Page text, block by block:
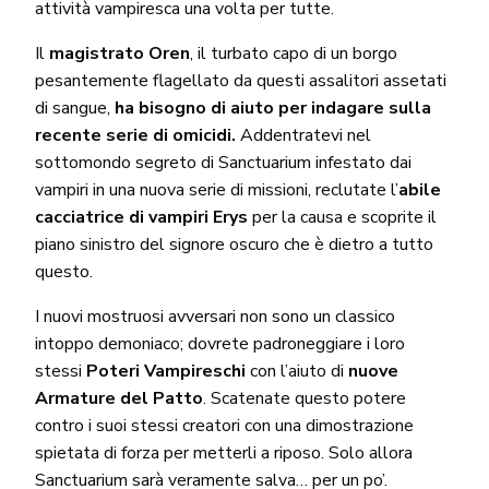
attività vampiresca una volta per tutte.
Il magistrato Oren, il turbato capo di un borgo
pesantemente flagellato da questi assalitori assetati
di sangue, ha bisogno di aiuto per indagare sulla
recente serie di omicidi. Addentratevi nel
sottomondo segreto di Sanctuarium infestato dai
vampiri in una nuova serie di missioni, reclutate l’abile
cacciatrice di vampiri Erys per la causa e scoprite il
piano sinistro del signore oscuro che è dietro a tutto
questo.
I nuovi mostruosi avversari non sono un classico
intoppo demoniaco; dovrete padroneggiare i loro
stessi Poteri Vampireschi con l’aiuto di nuove
Armature del Patto. Scatenate questo potere
contro i suoi stessi creatori con una dimostrazione
spietata di forza per metterli a riposo. Solo allora
Sanctuarium sarà veramente salva… per un po’.